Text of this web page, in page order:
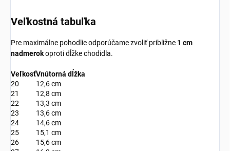
Veľkostná tabuľka
Pre maximálne pohodlie odporúčame zvoliť približne 1 cm
nadmerokoproti dĺžke chodidla.
VeľkosťVnútorná dĺžka
20
12,6 cm
21
12,8 cm
22
13,3 cm
23
13,6 cm
24
14,6 cm
25
15,1 cm
26
15,6 cm